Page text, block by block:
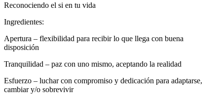
Reconociendo el si en tu vida
Ingredientes:
Apertura – flexibilidad para recibir lo que llega con buena
disposición
Tranquilidad – paz con uno mismo, aceptando la realidad
Esfuerzo – luchar con compromiso y dedicación para adaptarse,
cambiar y/o sobrevivir